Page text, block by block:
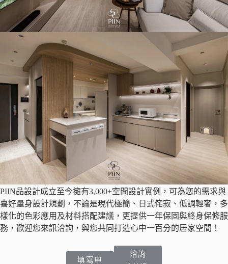
PIIN品設計成立至今擁有3,000+空間設計實例，可為您的需求與
喜好量身設計規劃，不論是現代極簡、日式侘寂、低調輕奢，多
樣化的色彩應用及材料搭配建議，更提供一年保固與終身保修服
務，歡迎您來訊洽詢，與您共同打造心中一百分的居家空間！
填寫申
洽詢